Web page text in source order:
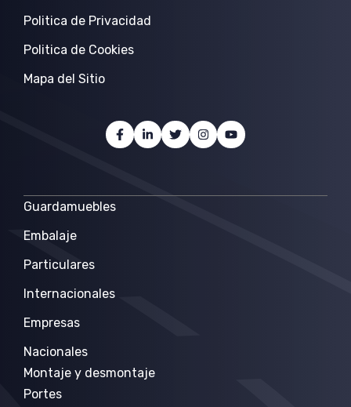
Politica de Privacidad
Politica de Cookies
Mapa del Sitio
Guardamuebles
Embalaje
Particulares
Internacionales
Empresas
Nacionales
Montaje y desmontaje
Portes